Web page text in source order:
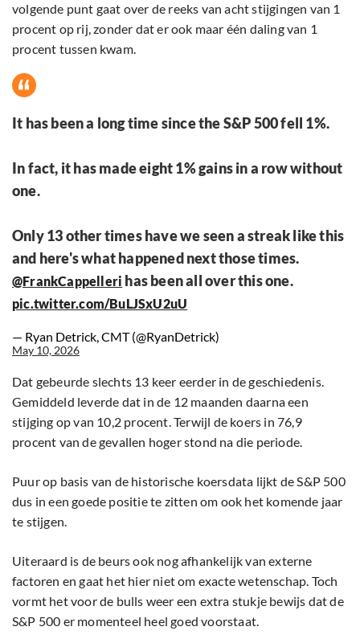
volgende punt gaat over de reeks van acht stijgingen van 1
procent op rij, zonder dat er ook maar één daling van 1
procent tussen kwam.
It has been a long time since the S&P 500 fell 1%.
In fact, it has made eight 1% gains in a row without
one.
Only 13 other times have we seen a streak like this
and here's what happened next those times.
@FrankCappelleri has been all over this one.
pic.twitter.com/BuLJSxU2uU
— Ryan Detrick, CMT (@RyanDetrick)
May 10, 2026
Dat gebeurde slechts 13 keer eerder in de geschiedenis.
Gemiddeld leverde dat in de 12 maanden daarna een
stijging op van 10,2 procent. Terwijl de koers in 76,9
procent van de gevallen hoger stond na die periode.
Puur op basis van de historische koersdata lijkt de S&P 500
dus in een goede positie te zitten om ook het komende jaar
te stijgen.
Uiteraard is de beurs ook nog afhankelijk van externe
factoren en gaat het hier niet om exacte wetenschap. Toch
vormt het voor de bulls weer een extra stukje bewijs dat de
S&P 500 er momenteel heel goed voorstaat.